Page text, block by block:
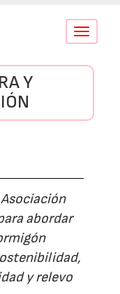
Conmutar
Y
abordar
y relevo